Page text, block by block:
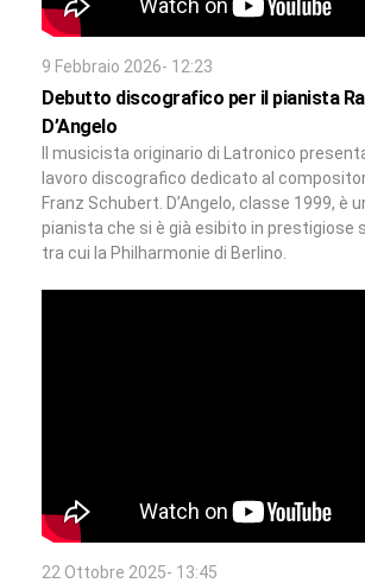
9 Febbraio 2026- 12:23
Debutto discografico per il pianista
D’Angelo
Il musicista originario di Latronico
lavoro discografico dedicato al
Franz Schubert. D’Angelo, classe 1999, è
pianista che si è già esibito in prestigiose
tra cui la Philharmonie di Berlino.
22 Ottobre 2025- 13:45